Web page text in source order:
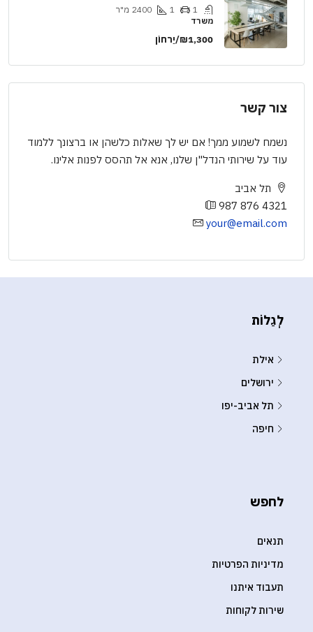
1
1
2400 מ"ר
משרד
₪1,300/יַרחוֹן
צור קשר
נשמח לשמוע ממך! אם יש לך שאלות כלשהן או ברצונך ללמוד
עוד על שירותי הנדל"ן שלנו, אנא אל תהסס לפנות אלינו.
תל אביב
987 876 4321
your@email.com
לְגַלוֹת
אילת
ירושלים
תל אביב-יפו
חיפה
לחפש
תנאים
מדיניות הפרטיות
תעבוד איתנו
שירות לקוחות